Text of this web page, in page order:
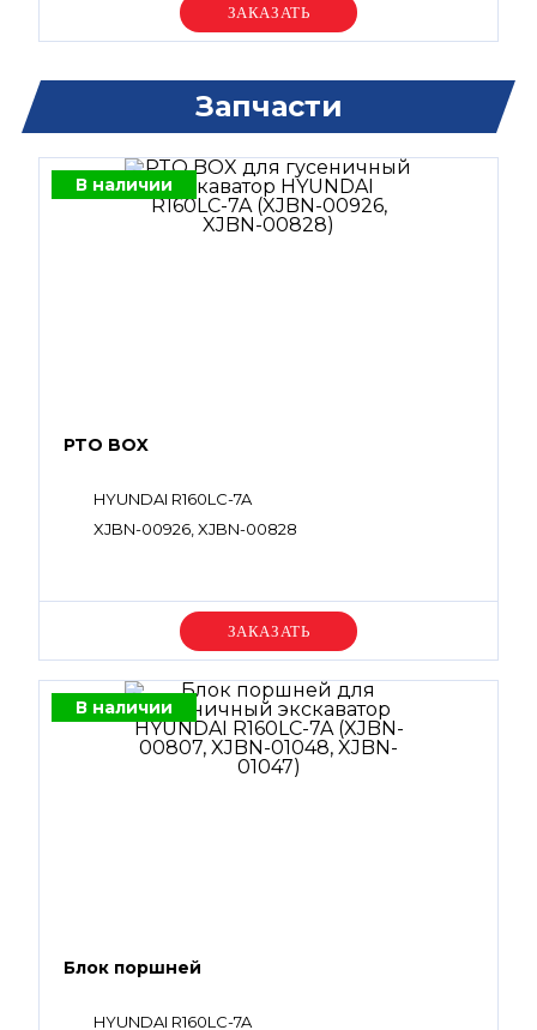
Уточняйте цену
Запчасти
В наличии
PTO BOX
HYUNDAI R160LC-7A
XJBN-00926, XJBN-00828
Уточняйте цену
В наличии
Блок поршней
HYUNDAI R160LC-7A